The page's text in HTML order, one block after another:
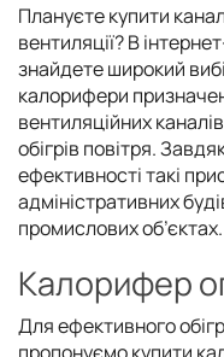
Плануєте купити
вентиляції? В
знайдете широкий
калорифери
вентиляційних
обігрів повітря.
ефективності такі
адміністративних
промислових об’єктах.
Калорифер
Для ефективного